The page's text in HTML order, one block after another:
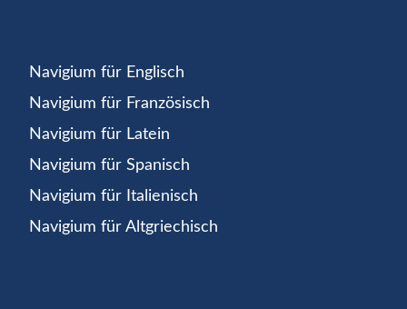
Navigium für Englisch
Navigium für Französisch
Navigium für Latein
Navigium für Spanisch
Navigium für Italienisch
Navigium für Altgriechisch